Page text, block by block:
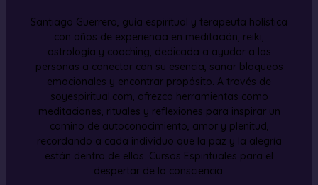
Santiago Guerrero, guía espiritual y terapeuta holística
con años de experiencia en meditación, reiki,
astrología y coaching, dedicada a ayudar a las
personas a conectar con su esencia, sanar bloqueos
emocionales y encontrar propósito. A través de
soyespiritual.com, ofrezco herramientas como
meditaciones, rituales y reflexiones para inspirar un
camino de autoconocimiento, amor y plenitud,
recordando a cada individuo que la paz y la alegría
están dentro de ellos. Cursos Espirituales para el
despertar de la consciencia.